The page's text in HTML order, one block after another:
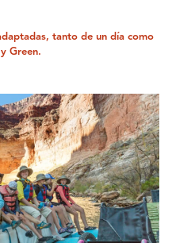
tanto de un día como
Green.